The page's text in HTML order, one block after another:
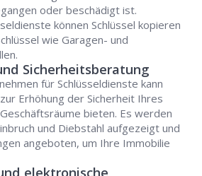
oder beschädigt ist.
können Schlüssel kopieren
wie Garagen- und
Sicherheitsberatung
für Schlüsseldienste kann
Erhöhung der Sicherheit Ihres
bieten. Es werden
und Diebstahl aufgezeigt und
angeboten, um Ihre Immobilie
elektronische